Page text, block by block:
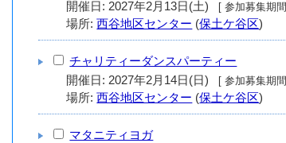
場所:西谷地区センター (保土ケ谷区)
チャリティーダンスパーティー
場所:西谷地区センター (保土ケ谷区)
マタニティヨガ